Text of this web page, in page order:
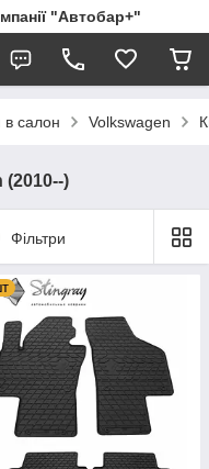
"Автобар+"
в салон Volkswagen
)
Фільтри